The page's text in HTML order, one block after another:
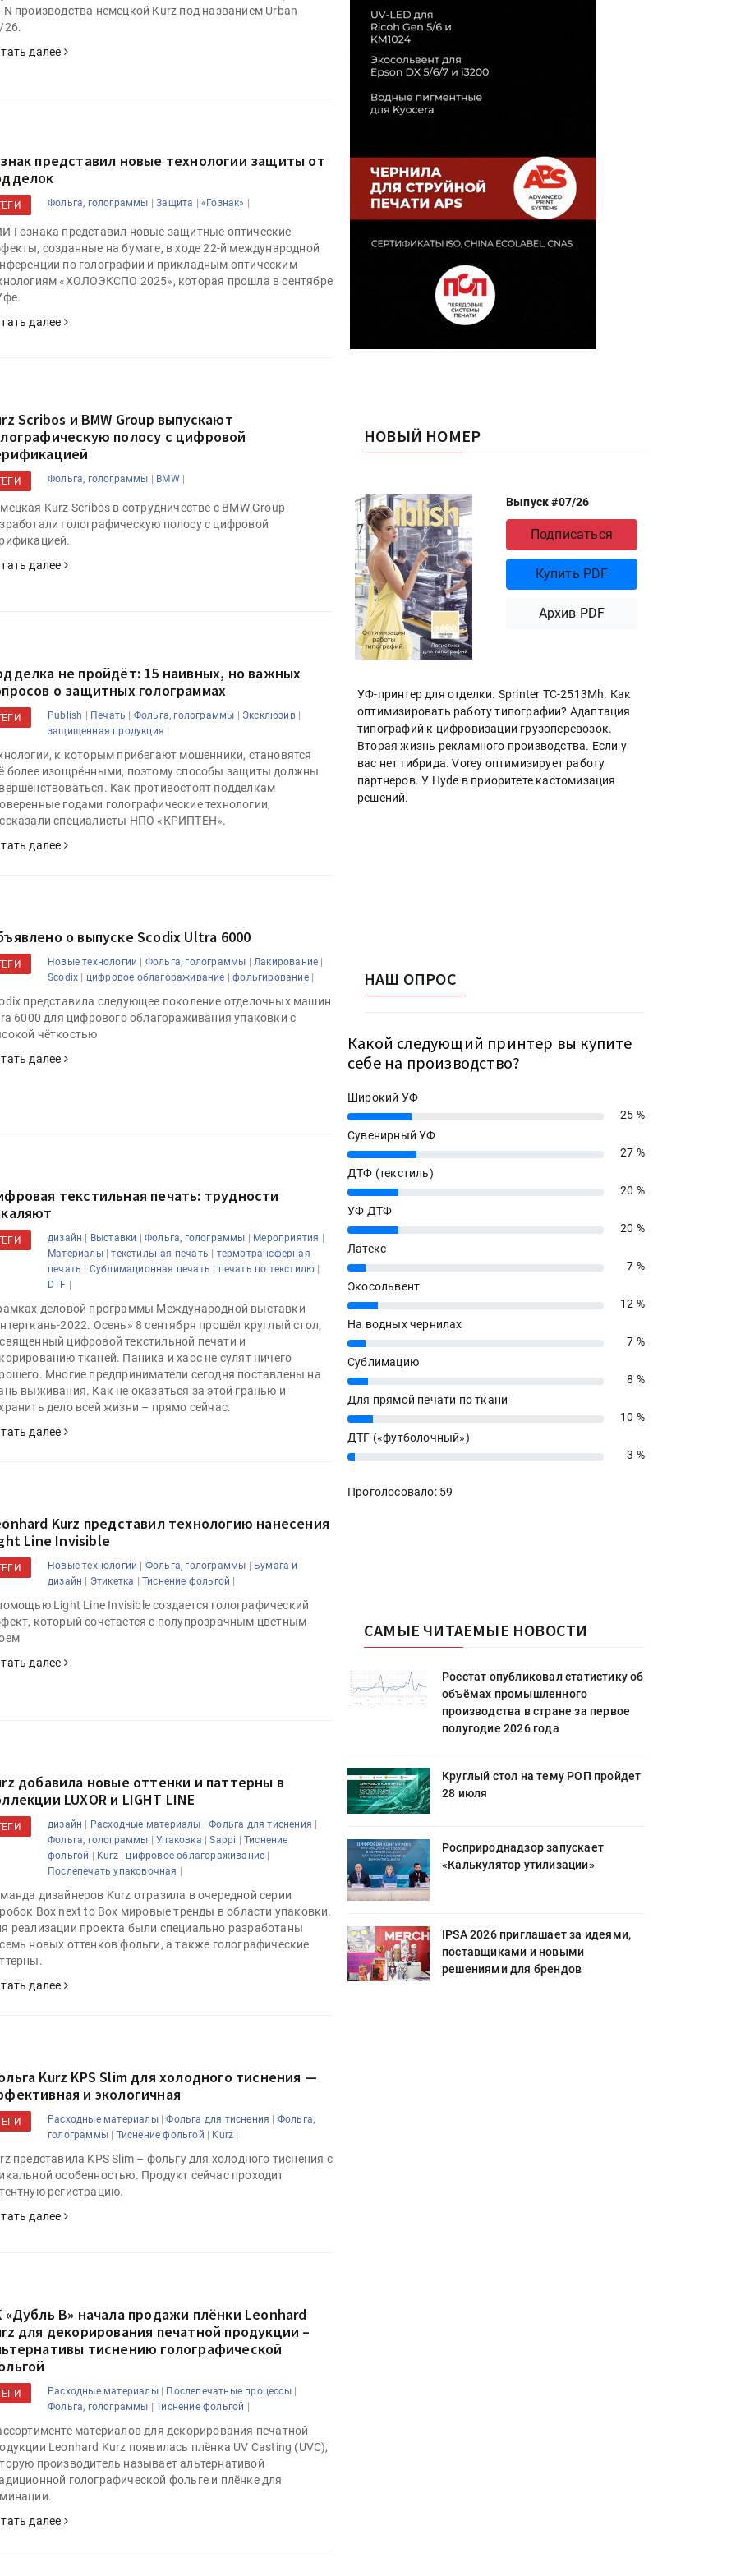
N производства немецкой Kurz под названием Urban
26.
далее
представил новые технологии защиты от
Фольга, голограммы |Защита |«Гознак» |
Гознака представил новые защитные оптические
созданные на бумаге, в ходе 22-й международной
по голографии и прикладным оптическим
«ХОЛОЭКСПО 2025», которая прошла в сентябре
далее
Scribos и BMW Group выпускают
полосу с цифровой
Фольга, голограммы | BMW|
Kurz Scribos в сотрудничестве с BMW Group
голографическую полосу с цифровой
далее
не пройдёт: 15 наивных, но важных
о защитных голограммах
Publish | Печать | Фольга, голограммы | Эксклюзив|
защищенная продукция |
к которым прибегают мошенники, становятся
более изощрёнными, поэтому способы защиты должны
Как противостоят подделкам
годами голографические технологии,
специалисты НПО «КРИПТЕН».
далее
о выпуске Scodix Ultra 6000
Новые технологии | Фольга, голограммы | Лакирование |
Scodix | цифровое облагораживание |фольгирование|
представила следующее поколение отделочных машин
6000 для цифрового облагораживания упаковки с
чёткостью
далее
текстильная печать: трудности
дизайн | Выставки |Фольга, голограммы | Мероприятия |
Материалы|текстильная печать | термотрансферная
печать | Сублимационная печать | печать по текстилю |
DTF |
деловой программы Международной выставки
2022. Осень» 8 сентября прошёл круглый стол,
цифровой текстильной печати и
тканей. Паника и хаос не сулят ничего
Многие предприниматели сегодня поставлены на
выживания. Как не оказаться за этой гранью и
дело всей жизни – прямо сейчас.
далее
Kurz представил технологию нанесения
Line Invisible
Новые технологии | Фольга, голограммы | Бумага и
дизайн | Этикетка |Тиснение фольгой |
Light Line Invisible создается голографический
который сочетается с полупрозрачным цветным
далее
добавила новые оттенки и паттерны в
LUXOR и LIGHT LINE
дизайн | Расходные материалы |Фольга для тиснения |
Фольга, голограммы |Упаковка |Sappi |Тиснение
фольгой | Kurz| цифровое облагораживание |
Послепечать упаковочная |
дизайнеров Kurz отразила в очередной серии
Box next to Box мировые тренды в области упаковки.
реализации проекта были специально разработаны
новых оттенков фольги, а также голографические
далее
Kurz KPS Slim для холодного тиснения —
и экологичная
Расходные материалы|Фольга для тиснения | Фольга,
голограммы | Тиснение фольгой | Kurz |
представила KPS Slim – фольгу для холодного тиснения с
особенностью. Продукт сейчас проходит
регистрацию.
далее
«Дубль В» начала продажи плёнки Leonhard
для декорирования печатной продукции –
тиснению голографической
Расходные материалы| Послепечатные процессы|
Фольга, голограммы |Тиснение фольгой |
материалов для декорирования печатной
Leonhard Kurz появилась плёнка UV Casting (UVC),
производитель называет альтернативой
голографической фольге и плёнке для
далее
НОВЫЙ НОМЕР
Выпуск #07/26
Подписаться
Купить PDF
Архив PDF
УФ-принтер для отделки. Sprinter ТС-2513Mh. Как
оптимизировать работу типографии? Адаптация
типографий к цифровизации грузоперевозок.
Вторая жизнь рекламного производства. Если у
вас нет гибрида. Vorey оптимизирует работу
партнеров. У Hyde в приоритете кастомизация
решений.
НАШ ОПРОС
Какой следующий принтер вы купите
себе на производство?
Широкий УФ
25%
25 %
Сувенирный УФ
27%
27 %
ДТФ (текстиль)
20%
20 %
УФ ДТФ
20%
20 %
Латекс
7%
7 %
Экосольвент
12%
12 %
На водных чернилах
7%
7 %
Сублимацию
8%
8 %
Для прямой печати по ткани
10%
10 %
ДТГ («футболочный»)
3% 3 %
Проголосовало: 59
САМЫЕ ЧИТАЕМЫЕ НОВОСТИ
об
28 июля
Росприроднадзор запускает
«Калькулятор утилизации»
IPSA 2026 приглашает за идеями,
поставщиками и новыми
Росстат опубликовал статистику об
объёмах промышленного
производства в стране за первое
полугодие 2026 года
Круглый стол на тему РОП пройдет
28 июля
Росприроднадзор запускает
«Калькулятор утилизации»
IPSA 2026 приглашает за идеями,
поставщиками и новыми
решениями для брендов